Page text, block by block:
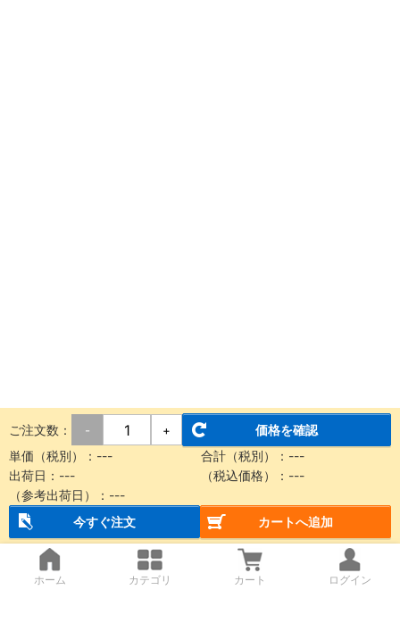
ご注文数： - +
価格を確認
単価（税別）： --- 合計（税別）： ---
出荷日： --- （税込価格）： ---
（参考出荷日）： ---
今すぐ注文
カートへ追加
ホーム カテゴリ カート ログイン